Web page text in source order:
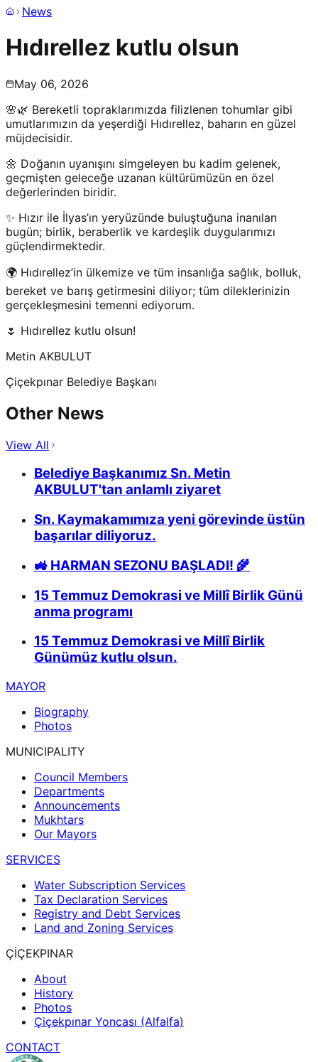
News
Hıdırellez kutlu olsun
May 06, 2026
🌸🌿 Bereketli topraklarımızda filizlenen tohumlar gibi
umutlarımızın da yeşerdiği Hıdırellez, baharın en güzel
müjdecisidir.
🌼 Doğanın uyanışını simgeleyen bu kadim gelenek,
geçmişten geleceğe uzanan kültürümüzün en özel
değerlerinden biridir.
✨ Hızır ile İlyas’ın yeryüzünde buluştuğuna inanılan
bugün; birlik, beraberlik ve kardeşlik duygularımızı
güçlendirmektedir.
🌍 Hıdırellez’in ülkemize ve tüm insanlığa sağlık, bolluk,
bereket ve barış getirmesini diliyor; tüm dileklerinizin
gerçekleşmesini temenni ediyorum.
🌷 Hıdırellez kutlu olsun!
Metin AKBULUT
Çiçekpınar Belediye Başkanı
Other News
View All
Belediye Başkanımız Sn. Metin
AKBULUT'tan anlamlı ziyaret
Sn. Kaymakamımıza yeni görevinde üstün
başarılar diliyoruz.
🚜 HARMAN SEZONU BAŞLADI! 🌾
15 Temmuz Demokrasi ve Millî Birlik Günü
anma programı
15 Temmuz Demokrasi ve Millî Birlik
Günümüz kutlu olsun.
MAYOR
Biography
Photos
MUNICIPALITY
Council Members
Departments
Announcements
Mukhtars
Our Mayors
SERVICES
Water Subscription Services
Tax Declaration Services
Registry and Debt Services
Land and Zoning Services
ÇİÇEKPINAR
About
History
Photos
Çiçekpınar Yoncası (Alfalfa)
CONTACT